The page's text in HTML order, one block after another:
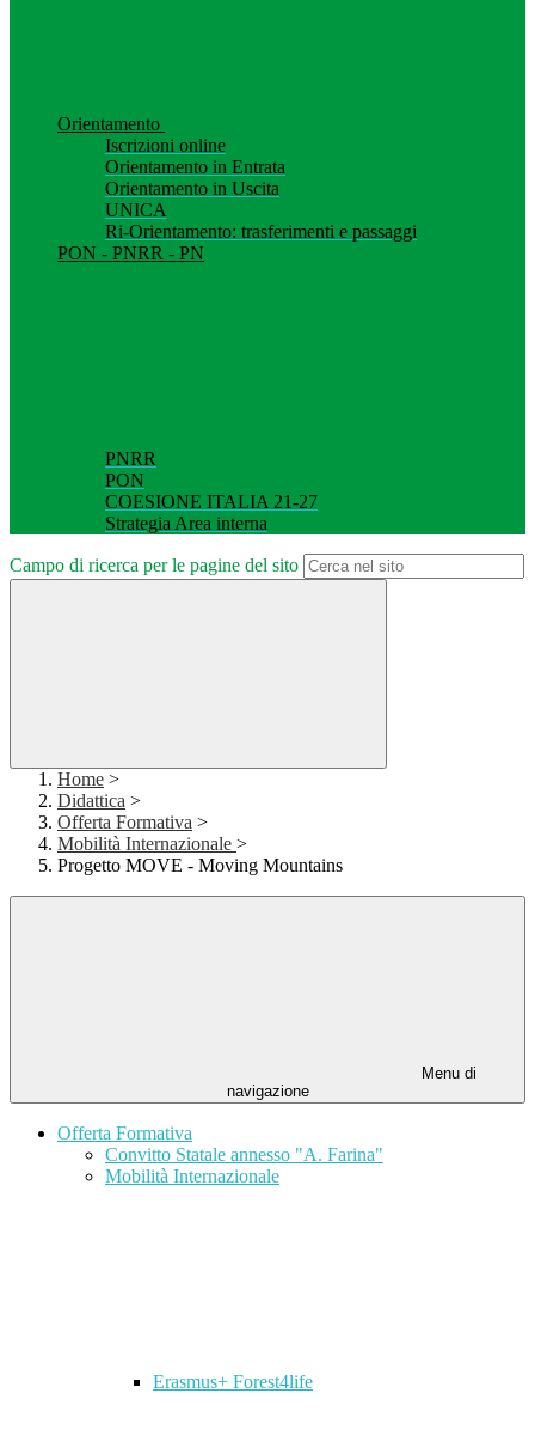
Orientamento
Iscrizioni online
Orientamento in Entrata
Orientamento in Uscita
UNICA
Ri-Orientamento: trasferimenti e passaggi
PON - PNRR - PN
PNRR
PON
COESIONE ITALIA 21-27
Strategia Area interna
Campo di ricerca per le pagine del sito
Home >
Didattica >
Offerta Formativa >
Mobilità Internazionale >
Progetto MOVE - Moving Mountains
Menu di
navigazione
Offerta Formativa
Convitto Statale annesso "A. Farina"
Mobilità Internazionale
Erasmus+ Forest4life